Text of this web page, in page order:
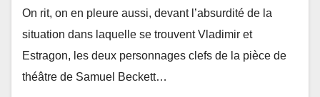
On rit, on en pleure aussi, devant l’absurdité de la
situation dans laquelle se trouvent Vladimir et
Estragon, les deux personnages clefs de la pièce de
théâtre de Samuel Beckett…